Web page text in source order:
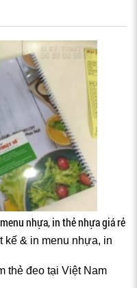
nhựa, in thẻ nhựa giá rẻ
kế & in menu nhựa, in
thẻ đeo tại Việt Nam